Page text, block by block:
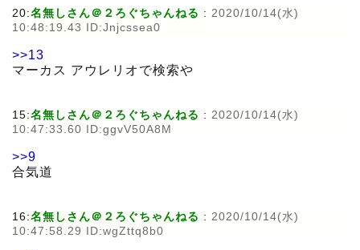
20:名無しさん＠２ろぐちゃんねる : 2020/10/14(水)
10:48:19.43 ID:Jnjcssea0
>>13
マーカス アウレリオで検索や
15:名無しさん＠２ろぐちゃんねる : 2020/10/14(水)
10:47:33.60 ID:ggvV50A8M
>>9
合気道
16:名無しさん＠２ろぐちゃんねる : 2020/10/14(水)
10:47:58.29 ID:wgZttq8b0